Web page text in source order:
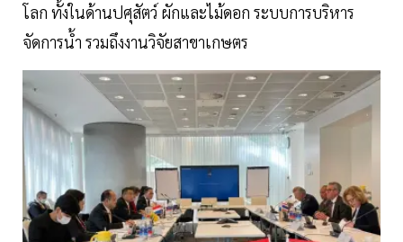
โลก ทั้งในด้านปศุสัตว์ ผักและไม้ดอก ระบบการบริหาร
จัดการน้ำ รวมถึงงานวิจัยสาขาเกษตร